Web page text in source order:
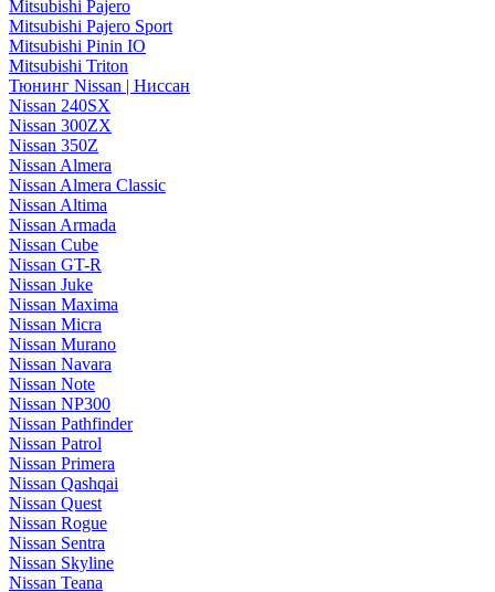
Mitsubishi Pajero
Mitsubishi Pajero Sport
Mitsubishi Pinin IO
Mitsubishi Triton
Тюнинг Nissan | Ниссан
Nissan 240SX
Nissan 300ZX
Nissan 350Z
Nissan Almera
Nissan Almera Classic
Nissan Altima
Nissan Armada
Nissan Cube
Nissan GT-R
Nissan Juke
Nissan Maxima
Nissan Micra
Nissan Murano
Nissan Navara
Nissan Note
Nissan NP300
Nissan Pathfinder
Nissan Patrol
Nissan Primera
Nissan Qashqai
Nissan Quest
Nissan Rogue
Nissan Sentra
Nissan Skyline
Nissan Teana